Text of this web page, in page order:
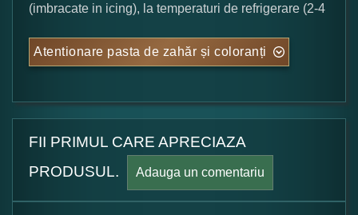
(imbracate in icing), la temperaturi de refrigerare (2-4
Atentionare pasta de zahăr și coloranți
FII PRIMUL CARE APRECIAZA
PRODUSUL.
Adauga un comentariu